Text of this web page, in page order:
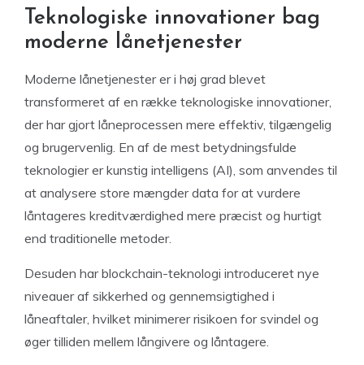
Teknologiske innovationer bag
moderne lånetjenester
Moderne lånetjenester er i høj grad blevet
transformeret af en række teknologiske innovationer,
der har gjort låneprocessen mere effektiv, tilgængelig
og brugervenlig. En af de mest betydningsfulde
teknologier er kunstig intelligens (AI), som anvendes til
at analysere store mængder data for at vurdere
låntageres kreditværdighed mere præcist og hurtigt
end traditionelle metoder.
Desuden har blockchain-teknologi introduceret nye
niveauer af sikkerhed og gennemsigtighed i
låneaftaler, hvilket minimerer risikoen for svindel og
øger tilliden mellem långivere og låntagere.